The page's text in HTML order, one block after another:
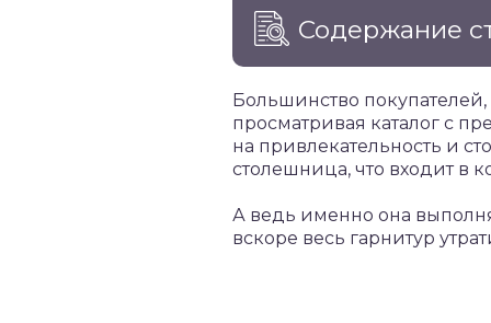
Содержание
Большинство
просматривая каталог с
на привлекательность и
столешница, что входит в
А ведь именно она
вскоре весь гарнитур